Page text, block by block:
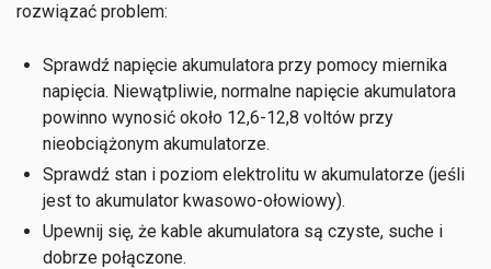
rozwiązać problem:
Sprawdź napięcie akumulatora przy pomocy miernika
napięcia. Niewątpliwie, normalne napięcie akumulatora
powinno wynosić około 12,6-12,8 voltów przy
nieobciążonym akumulatorze.
Sprawdź stan i poziom elektrolitu w akumulatorze (jeśli
jest to akumulator kwasowo-ołowiowy).
Upewnij się, że kable akumulatora są czyste, suche i
dobrze połączone.